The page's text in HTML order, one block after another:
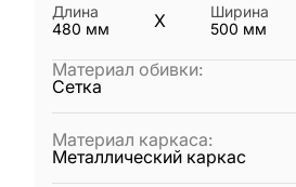
Длина
480 мм X
Ширина
500 мм
Материал обивки:
Сетка
Материал каркаса:
Металлический каркас